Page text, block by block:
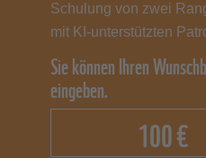
Schulung von zwei
mit KI-unterstützten
Sie können Ihren
eingeben.
€